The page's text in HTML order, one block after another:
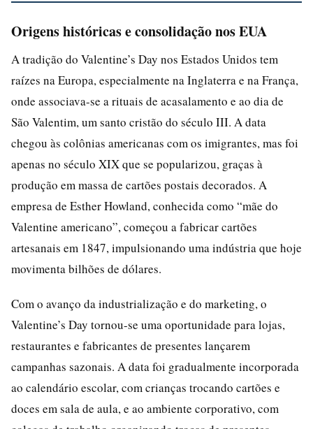
Origens históricas e consolidação nos EUA
A tradição do Valentine’s Day nos Estados Unidos tem
raízes na Europa, especialmente na Inglaterra e na França,
onde associava-se a rituais de acasalamento e ao dia de
São Valentim, um santo cristão do século III. A data
chegou às colônias americanas com os imigrantes, mas foi
apenas no século XIX que se popularizou, graças à
produção em massa de cartões postais decorados. A
empresa de Esther Howland, conhecida como “mãe do
Valentine americano”, começou a fabricar cartões
artesanais em 1847, impulsionando uma indústria que hoje
movimenta bilhões de dólares.
Com o avanço da industrialização e do marketing, o
Valentine’s Day tornou-se uma oportunidade para lojas,
restaurantes e fabricantes de presentes lançarem
campanhas sazonais. A data foi gradualmente incorporada
ao calendário escolar, com crianças trocando cartões e
doces em sala de aula, e ao ambiente corporativo, com